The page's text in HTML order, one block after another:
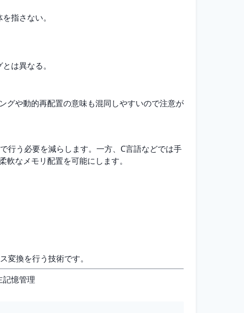
指さない。
は異なる。
グや動的再配置の意味も混同しやすいので注意が
行う必要を減らします。一方、C言語などでは手
なメモリ配置を可能にします。
換を行う技術です。
記憶管理